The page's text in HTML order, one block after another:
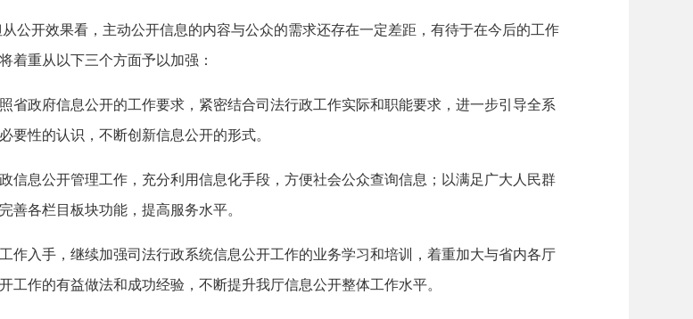
公开效果看，主动公开信息的内容与公众的需求还存在一定差距，有待于在今后的工作
着重从以下三个方面予以加强：
政府信息公开的工作要求，紧密结合司法行政工作实际和职能要求，进一步引导全系
要性的认识，不断创新信息公开的形式。
息公开管理工作，充分利用信息化手段，方便社会公众查询信息；以满足广大人民群
善各栏目板块功能，提高服务水平。
入手，继续加强司法行政系统信息公开工作的业务学习和培训，着重加大与省内各厅
作的有益做法和成功经验，不断提升我厅信息公开整体工作水平。